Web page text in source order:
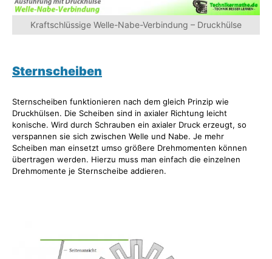
Kraftschlüssige Welle-Nabe-Verbindung – Druckhülse
Sternscheiben
Sternscheiben funktionieren nach dem gleich Prinzip wie
Druckhülsen. Die Scheiben sind in axialer Richtung leicht
konische. Wird durch Schrauben ein axialer Druck erzeugt, so
verspannen sie sich zwischen Welle und Nabe. Je mehr
Scheiben man einsetzt umso größere Drehmomenten können
übertragen werden. Hierzu muss man einfach die einzelnen
Drehmomente je Sternscheibe addieren.